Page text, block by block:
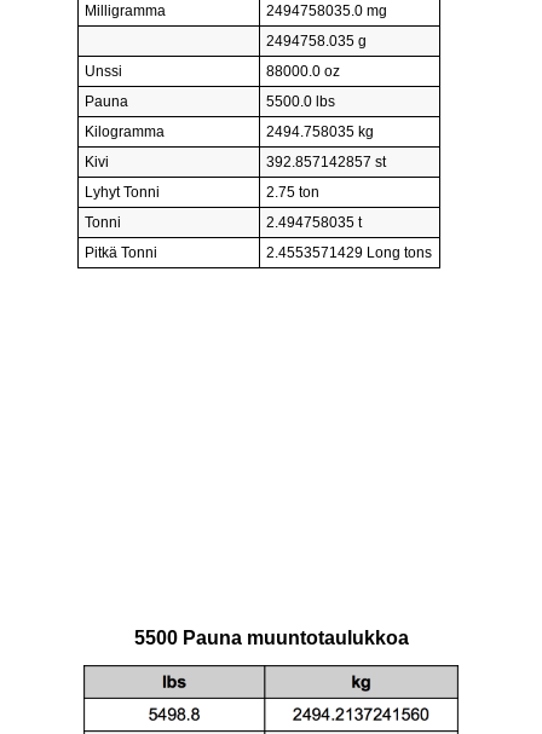
Milligramma
2494758035.0 mg
2494758.035 g
Unssi
88000.0 oz
Pauna
5500.0 lbs
Kilogramma
2494.758035 kg
Kivi
392.857142857 st
Lyhyt Tonni
2.75 ton
Tonni
2.494758035 t
Pitkä Tonni
2.4553571429 Long tons
5500 Pauna muuntotaulukkoa